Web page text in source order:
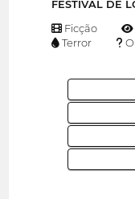
FESTIVAL DE
Ficção
Terror